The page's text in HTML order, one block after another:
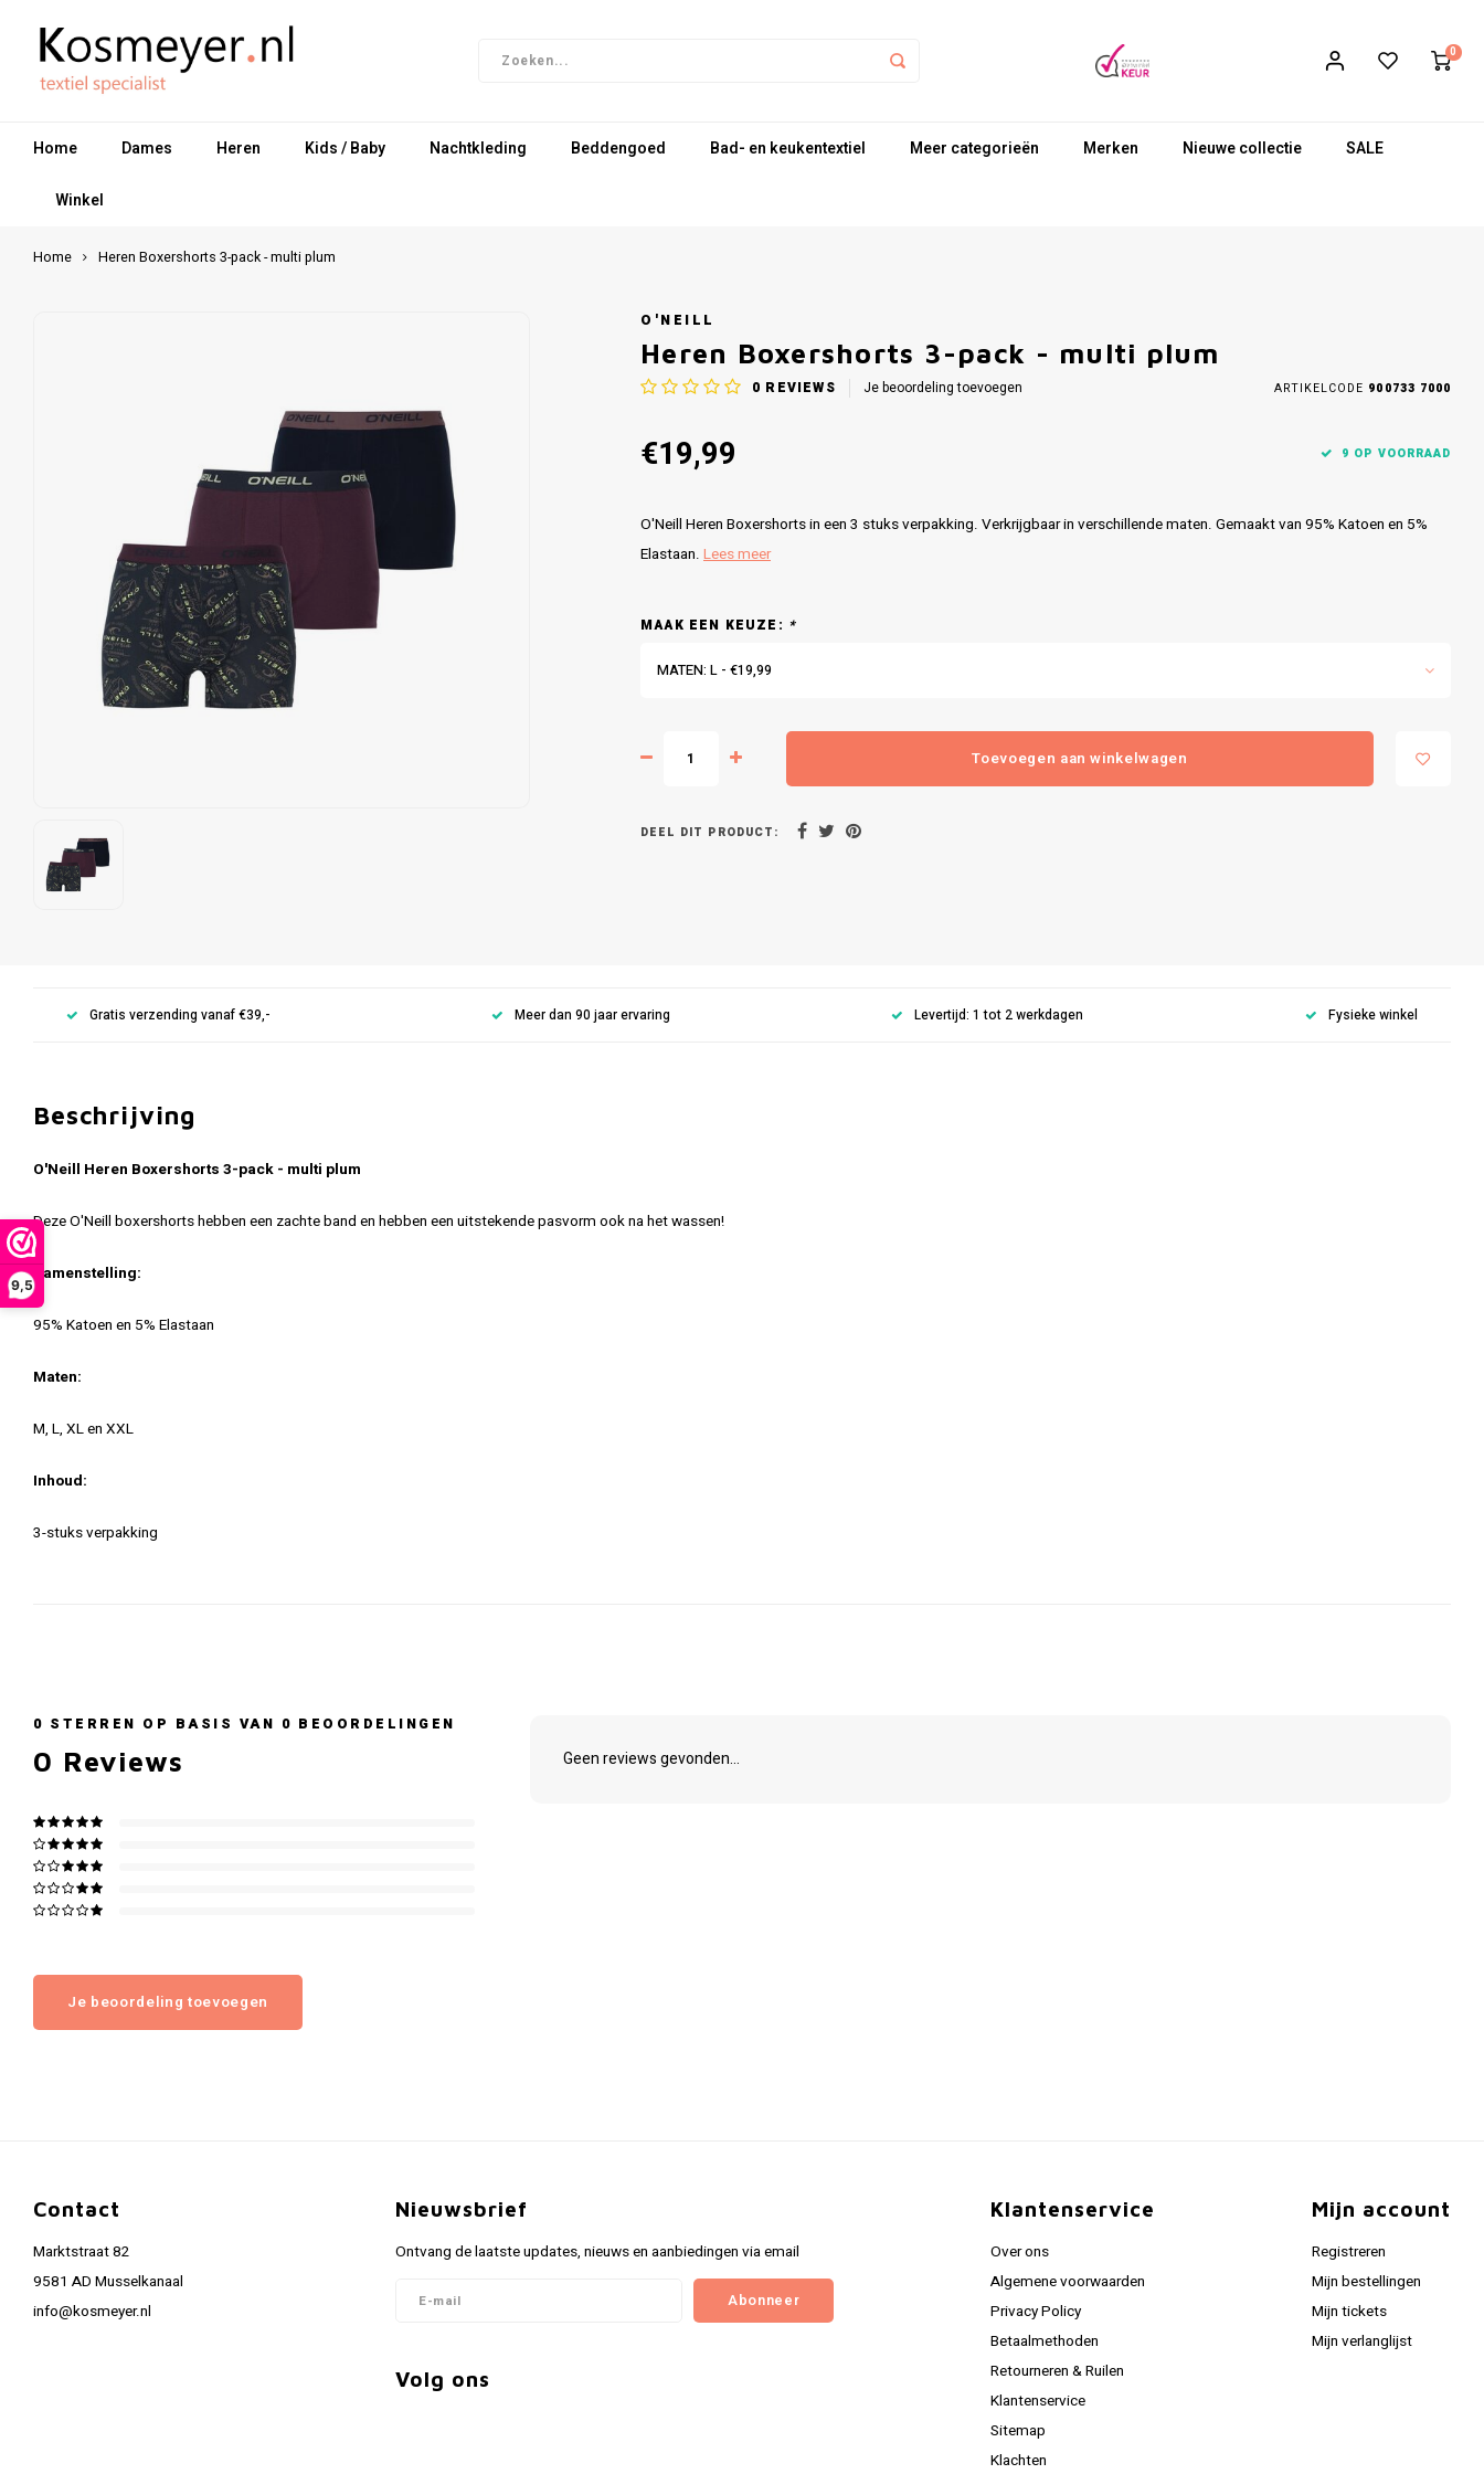
9,5
0
Home Dames Heren Kids / Baby Nachtkleding Beddengoed Bad- en keukentextiel Meer categorieën Merken Nieuwe collectie SALE
Winkel
Home Heren Boxershorts 3-pack - multi plum
O'NEILL
Heren Boxershorts 3-pack - multi plum
0 REVIEWS Je beoordeling toevoegen ARTIKELCODE 900733 7000
€19,99 9 OP VOORRAAD
O'Neill Heren Boxershorts in een 3 stuks verpakking. Verkrijgbaar in verschillende maten. Gemaakt van 95% Katoen en 5%
Elastaan. Lees meer
MAAK EEN KEUZE: *
MATEN: L - €19,99
Toevoegen aan winkelwagen
DEEL DIT PRODUCT:
Gratis verzending vanaf €39,- Meer dan 90 jaar ervaring Levertijd: 1 tot 2 werkdagen Fysieke winkel
Beschrijving
O'Neill Heren Boxershorts 3-pack - multi plum
Deze O'Neill boxershorts hebben een zachte band en hebben een uitstekende pasvorm ook na het wassen!
Samenstelling:
95% Katoen en 5% Elastaan
Maten:
M, L, XL en XXL
Inhoud:
3-stuks verpakking
0 STERREN OP BASIS VAN 0 BEOORDELINGEN
0 Reviews
Je beoordeling toevoegen
Geen reviews gevonden...
Contact
Marktstraat 82
9581 AD Musselkanaal
info@kosmeyer.nl
Nieuwsbrief
Ontvang de laatste updates, nieuws en aanbiedingen via email
Abonneer
Volg ons
Klantenservice
Over ons
Algemene voorwaarden
Privacy Policy
Betaalmethoden
Retourneren & Ruilen
Klantenservice
Sitemap
Klachten
Mijn account
Registreren
Mijn bestellingen
Mijn tickets
Mijn verlanglijst